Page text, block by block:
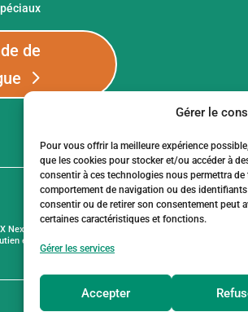
Gérer le
Pour vous offrir la meilleure expérience
que les cookies pour stocker et/ou accéder à
consentir à ces technologies nous permettra
comportement de navigation ou des
consentir ou de retirer son consentement peut
certaines caractéristiques et fonctions.
Gérer les services
Accepter
de
a reçu le soutien de l'ICEX et un
est de contribuer au développement